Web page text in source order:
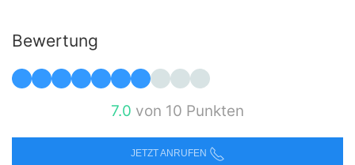
Bewertung
7.0 von 10 Punkten
JETZT ANRUFEN